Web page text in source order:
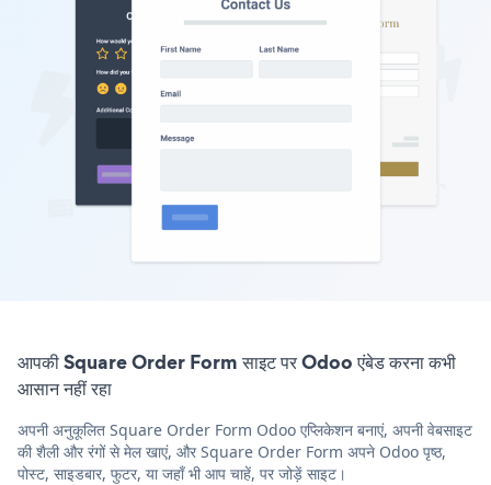
आपकी Square Order Form साइट पर Odoo एंबेड करना कभी
आसान नहीं रहा
अपनी अनुकूलित Square Order Form Odoo एप्लिकेशन बनाएं, अपनी वेबसाइट
की शैली और रंगों से मेल खाएं, और Square Order Form अपने Odoo पृष्ठ,
पोस्ट, साइडबार, फुटर, या जहाँ भी आप चाहें, पर जोड़ें साइट।